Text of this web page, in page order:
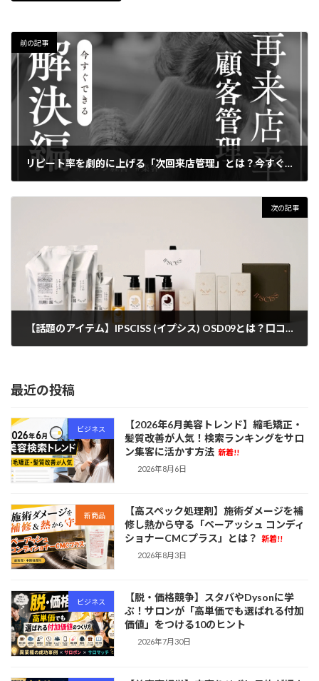
前の記事
リピート率を劇的に上げる「次回来店管理」とは？今すぐ始めたい最新マーケティング術
次の記事
【話題のアイテム】IPSCISS (イプシス) OSD09とは？口コミで話題のシャンプー＆トリートメントを徹底解説
最近の投稿
ビジネス
【2026年6月美容トレンド】縮毛矯正・
髪質改善が人気！検索ランキングをサロ
ン集客に活かす方法 新着!!
2026年8月6日
新商品
【高スペック処理剤】施術ダメージを補
修し熱から守る「ペーアッシュ コンディ
ショナーCMCプラス」とは？
新着!!
2026年8月3日
ビジネス
【脱・価格競争】スタバやDysonに学
ぶ！サロンが「高単価でも選ばれる付加
価値」をつける10のヒント
2026年7月30日